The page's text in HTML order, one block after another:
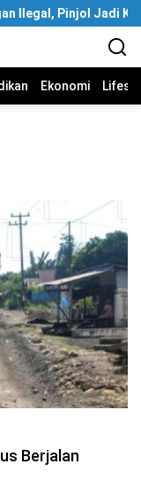
Pinjol Jadi Kasus
Ekonomi
Berjalan